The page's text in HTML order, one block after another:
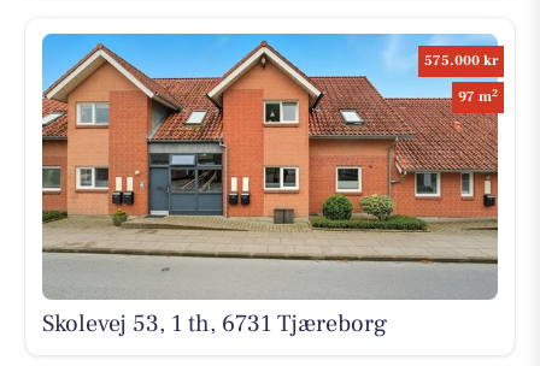
575.000 kr
97 m2
Skolevej 53, 1 th, 6731 Tjæreborg